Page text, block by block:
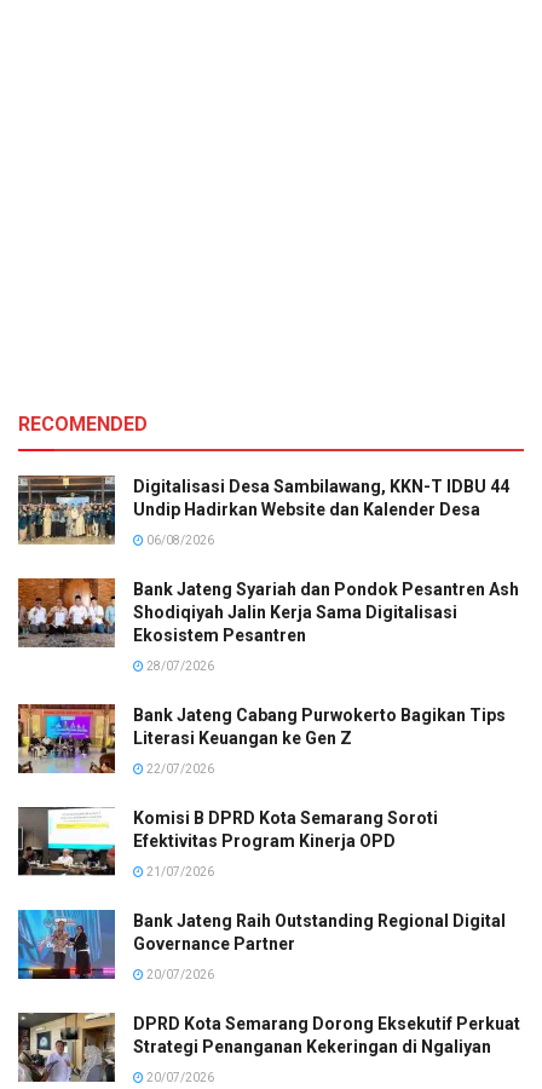
RECOMENDED
Digitalisasi Desa Sambilawang, KKN-T IDBU 44
Undip Hadirkan Website dan Kalender Desa
06/08/2026
Bank Jateng Syariah dan Pondok Pesantren Ash
Shodiqiyah Jalin Kerja Sama Digitalisasi
Ekosistem Pesantren
28/07/2026
Bank Jateng Cabang Purwokerto Bagikan Tips
Literasi Keuangan ke Gen Z
22/07/2026
Komisi B DPRD Kota Semarang Soroti
Efektivitas Program Kinerja OPD
21/07/2026
Bank Jateng Raih Outstanding Regional Digital
Governance Partner
20/07/2026
DPRD Kota Semarang Dorong Eksekutif Perkuat
Strategi Penanganan Kekeringan di Ngaliyan
20/07/2026